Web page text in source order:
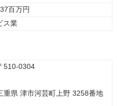
百万円
ス業
510-0304
重県 津市河芸町上野 3258番地